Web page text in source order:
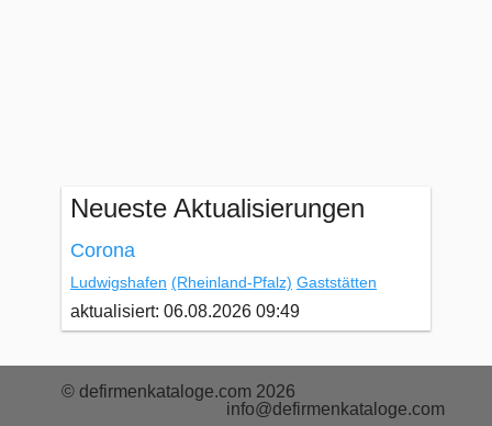
Neueste Aktualisierungen
Corona
Ludwigshafen (Rheinland-Pfalz) Gaststätten
aktualisiert: 06.08.2026 09:49
© defirmenkataloge.com 2026
info@defirmenkataloge.com